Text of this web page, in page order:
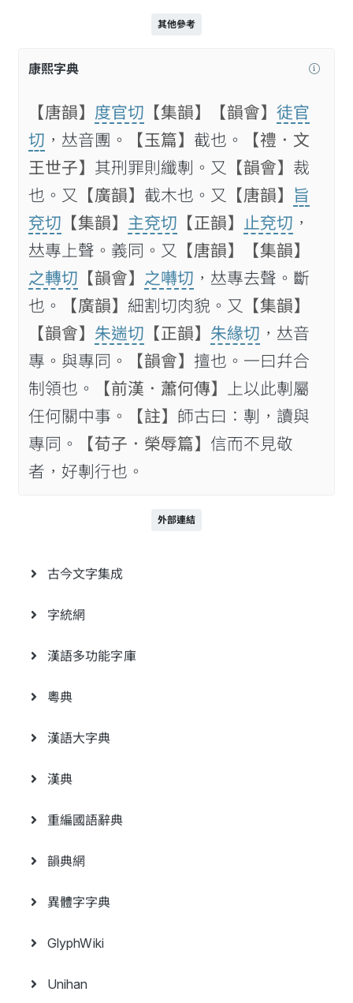
其他參考
康熙字典
【唐韻】 度官切 【集韻】 【韻會】 徒官
切 ，𠀤音團。 【玉篇】 截也。
【禮．文
王世子】 其𠛬罪則纖剸。又 【韻會】 裁
也。又
【廣韻】 截木也。又 【唐韻】 旨
兗切 【集韻】 主兗切 【正韻】 止兗切 ，
𠀤專上聲。義同。又
【唐韻】
【集韻】
之轉切 【韻會】 之囀切 ，𠀤專去聲。斷
也。
【廣韻】 細割切肉貌。又
【集韻】
【韻會】 朱遄切 【正韻】 朱緣切 ，𠀤音
專。與專同。
【韻會】 擅也。一曰幷合
制領也。
【前漢．蕭何傳】 上以此剸屬
任何關中事。
【註】 師古曰：剸，讀與
專同。
【荀子．榮辱篇】 信而不見敬
者，好剸行也。
外部連結
古今文字集成
字統網
漢語多功能字庫
粵典
漢語大字典
漢典
重編國語辭典
韻典網
異體字字典
GlyphWiki
Unihan